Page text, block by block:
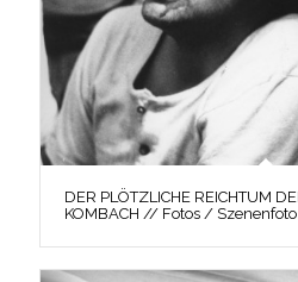
DER PLÖTZLICHE REICHTUM
KOMBACH // Fotos /